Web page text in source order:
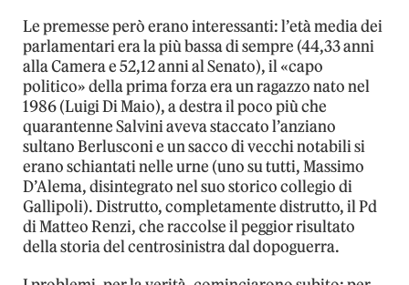
Le premesse però erano interessanti: l’età media dei
parlamentari era la più bassa di sempre (44,33 anni
alla Camera e 52,12 anni al Senato), il «capo
politico» della prima forza era un ragazzo nato nel
1986 (Luigi Di Maio), a destra il poco più che
quarantenne Salvini aveva staccato l’anziano
sultano Berlusconi e un sacco di vecchi notabili si
erano schiantati nelle urne (uno su tutti, Massimo
D’Alema, disintegrato nel suo storico collegio di
Gallipoli). Distrutto, completamente distrutto, il Pd
di Matteo Renzi, che raccolse il peggior risultato
della storia del centrosinistra dal dopoguerra.